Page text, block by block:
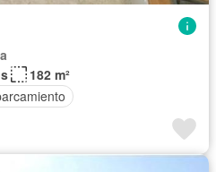
182 m²